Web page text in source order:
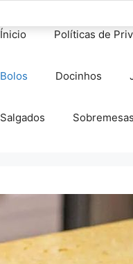
Ínicio Políticas de
Bolos Docinhos
Salgados Sobremesas